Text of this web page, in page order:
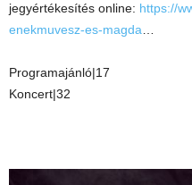
jegyértékesítés online: https://
enekmuvesz-es-magda
Programajánló|17
Koncert|32